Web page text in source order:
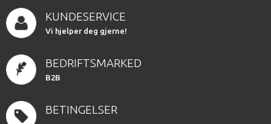
KUNDESERVICE
Vi hjelper deg gjerne!
BEDRIFTSMARKED
B2B
BETINGELSER